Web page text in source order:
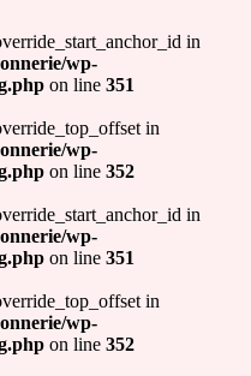
in
wp-
on line 351
in
wp-
on line 352
in
wp-
on line 351
in
wp-
on line 352